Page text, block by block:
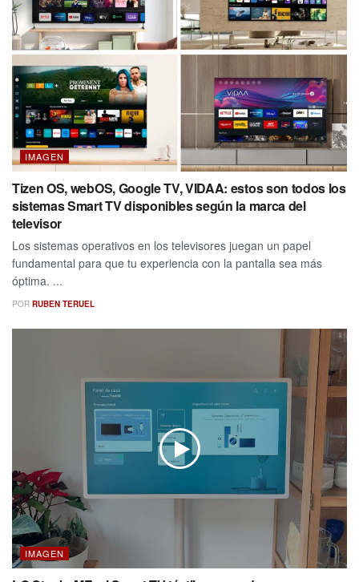
IMAGEN
Tizen OS, webOS, Google TV, VIDAA: estos son todos los
sistemas Smart TV disponibles según la marca del
televisor
Los sistemas operativos en los televisores juegan un papel
fundamental para que tu experiencia con la pantalla sea más
óptima. ...
POR RUBEN TERUEL
IMAGEN